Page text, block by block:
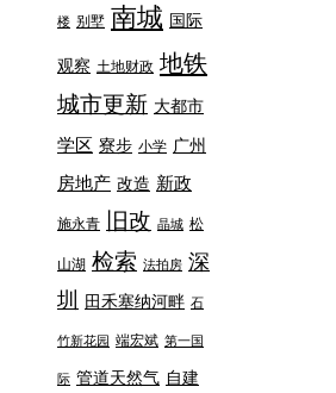
楼 别墅 南城 国际
观察 土地财政 地铁
城市更新 大都市
学区 寮步 小学 广州
房地产 改造 新政
施永青 旧改 晶城 松
山湖 检索 法拍房 深
圳
田禾塞纳河畔 石
竹新花园 端宏斌 第一国
际 管道天然气 自建